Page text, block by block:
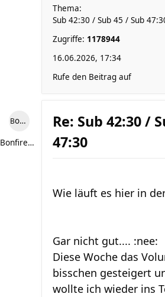
Thema:
Sub 42:30 / Sub 45 / Sub
Zugriffe: 1178944
16.06.2026, 17:34
Rufe den Beitrag auf
Bonfire307
Bonfire307
Re: Sub 42:30 /
47:30
Wie läuft es hier in
Gar nicht gut.... :nee:
Diese Woche das
bisschen gesteigert
wollte ich wieder ins